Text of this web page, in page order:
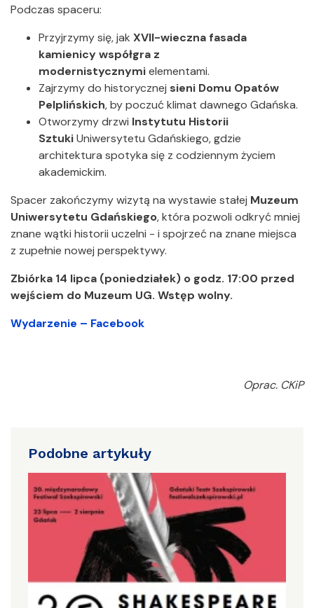
Podczas spaceru:
Przyjrzymy się, jak XVII-wieczna fasada
kamienicy współgra z
modernistycznymielementami.
Zajrzymy do historycznej sieni Domu Opatów
Pelplińskich, by poczuć klimat dawnego Gdańska.
Otworzymy drzwi Instytutu Historii
SztukiUniwersytetu Gdańskiego, gdzie
architektura spotyka się z codziennym życiem
akademickim.
Spacer zakończymy wizytą na wystawie stałej Muzeum
Uniwersytetu Gdańskiego, która pozwoli odkryć mniej
znane wątki historii uczelni - i spojrzeć na znane miejsca
z zupełnie nowej perspektywy.
Zbiórka 14 lipca (poniedziałek) o godz. 17:00 przed
wejściem do Muzeum UG. Wstęp wolny.
Wydarzenie – Facebook
Oprac. CKiP
Podobne artykuły